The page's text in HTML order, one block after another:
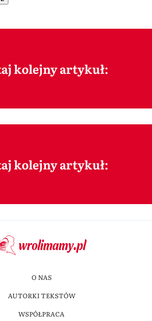
kolejny artykuł:
kolejny artykuł:
O NAS
AUTORKI TEKSTÓW
WSPÓŁPRACA